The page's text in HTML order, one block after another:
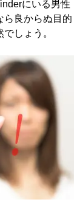
にいる男性
ら良からぬ目的
しょう。